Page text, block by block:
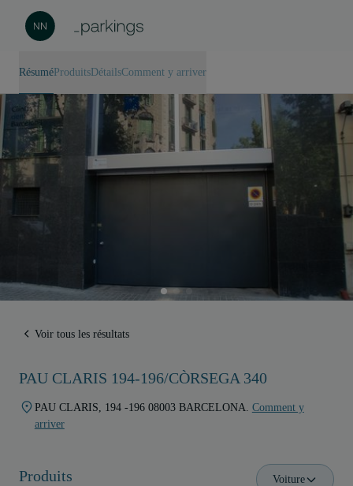
Résumé Produits DétailsComment y arriver
Voir tous les résultats
PAU CLARIS 194-196/CÒRSEGA 340
PAU CLARIS, 194 -196 08003 BARCELONA. Comment y
arriver
Produits Voiture